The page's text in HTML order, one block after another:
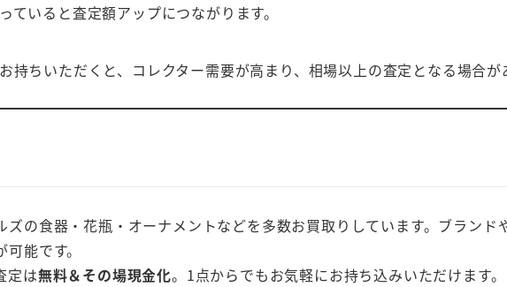
いると査定額アップにつながります。
ちいただくと、コレクター需要が高まり、相場以上の査定となる場合が
の食器・花瓶・オーナメントなどを多数お買取りしています。ブランド
可能です。
定は無料＆その場現金化。1点からでもお気軽にお持ち込みいただけます。